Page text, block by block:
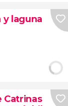
y laguna
Catrinas